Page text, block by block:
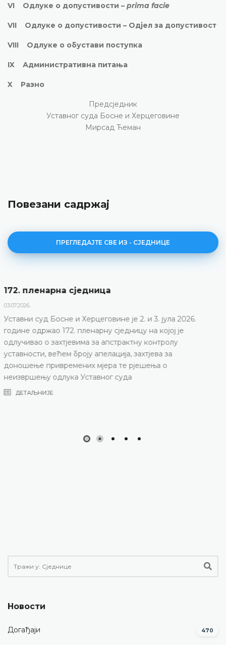
VI Одлуке о допустивости – prima facie
VII Одлуке о допустивости – Одјел за допустивост
VIII Одлуке о обустави поступка
IX Административна питања
X Разно
Предсједник
Уставног суда Босне и Херцеговине
Мирсад Ћеман
Повезани садржај
ПРЕГЛЕДАЈТЕ СВЕ ИЗ - СЈЕДНИЦЕ
Дневни ред 172. пленарне сједнице
23.06.2026.
Уставни суд Босне и Херцеговине одржаће 172.
пленарну сједницу 2. и 3. јула 2026. године
ДЕТАЉНИЈЕ
Новости
Догађаји 470